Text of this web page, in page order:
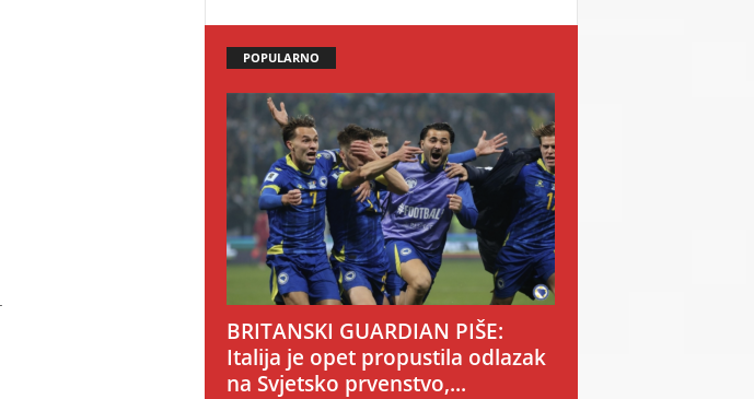
POPULARNO
BRITANSKI GUARDIAN PIŠE:
Italija je opet propustila odlazak
na Svjetsko prvenstvo,...